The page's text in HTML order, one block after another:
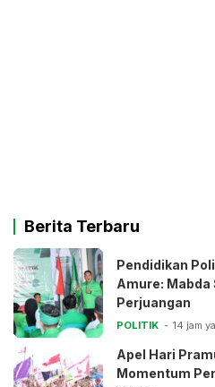
Berita Terbaru
Pendidikan
Amure: Mabda
Perjuangan
POLITIK 14 jam
Apel Hari
Momentum